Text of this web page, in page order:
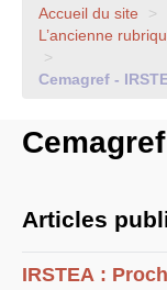
QUI SOMMES-
Nos valeurs
Statuts du syndicat
Statuts et
Orientations du
Union Syndicale
EXPRESSIONS
Année 2025
Accueil du site >
L’ancienne
>
Cemagref -
Articles
IRSTEA :